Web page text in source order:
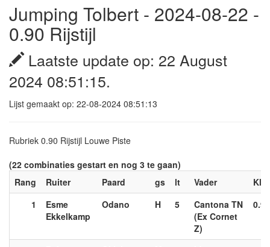
Jumping Tolbert - 2024-08-22 -
0.90 Rijstijl
Laatste update op: 22 August
2024 08:51:15.
Lijst gemaakt op: 22-08-2024 08:51:13
Rubriek 0.90 Rijstijl Louwe Piste
(22 combinaties gestart en nog 3 te gaan)
Rang
Ruiter Paard gs lt Vader
Kl.
1
Esme
Ekkelkamp
Odano H 5
Cantona TN
(Ex Cornet
Z)
0.90